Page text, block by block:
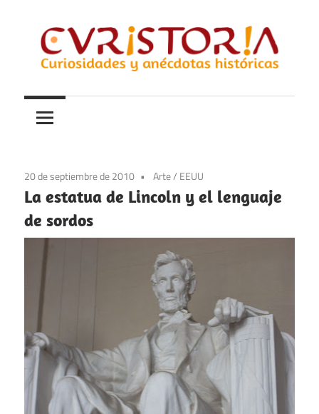
contenido
Curistoria
y
anécdotas
historia
20 de septiembre de 2010 Arte/ EEUU
La estatua de Lincoln y el lenguaje
de sordos